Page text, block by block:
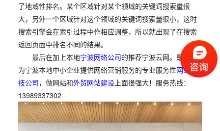
了地域性排名。某个区域针对某个领域的关键词搜索量很
大，另外一个区域针对这个领域的关键词搜索量很小，这时
搜索引擎会在索引过程中作相应调整，所以就出现了在搜索
返回页面中排名不同的结果。
最后在加上本地宁波网络公司的推荐宁波云网。是一家
为宁波本地中小企业提供网络营销服务的专业服务性网络科
技公司，做网站和外贸网站建设 上面很强大！服务热线：
13989337302